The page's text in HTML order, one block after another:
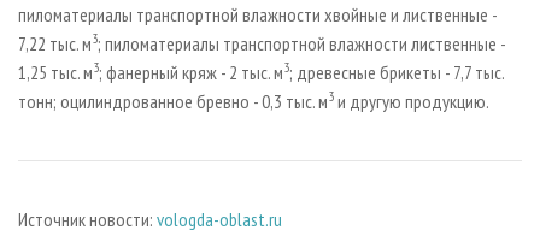
пиломатериалы транспортной влажности хвойные и лиственные -
7,22 тыс. м3; пиломатериалы транспортной влажности лиственные -
1,25 тыс. м3; фанерный кряж - 2 тыс. м3; древесные брикеты - 7,7 тыс.
тонн; оцилиндрованное бревно - 0,3 тыс. м3 и другую продукцию.
Источник новости: vologda-oblast.ru